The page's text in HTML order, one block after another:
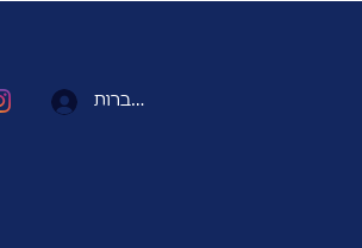
להתחברות